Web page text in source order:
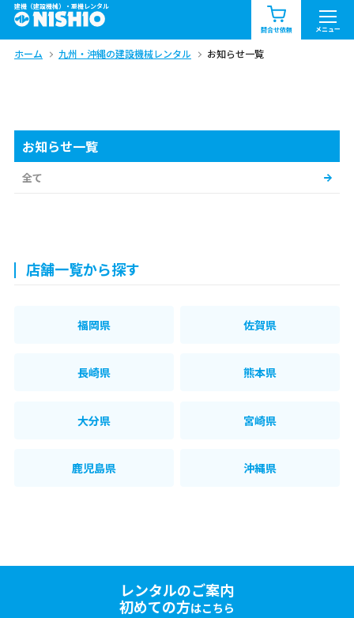
建機（建設機械）・重機レンタル
問合せ依頼 メニュー
商品一覧 お知らせ一覧
問合せ依頼リスト お問合せ
北海道 東北 関東
ホーム 九州・沖縄の建設機械レンタル お知らせ一覧
お知らせ一覧
全て
店舗一覧から探す
福岡県 佐賀県
長崎県 熊本県
大分県 宮崎県
鹿児島県 沖縄県
レンタルのご案内
初めての方はこちら